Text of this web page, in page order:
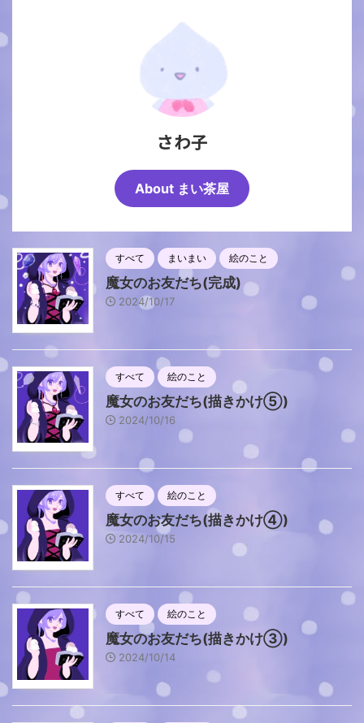
さわ子
About まい茶屋
すべて まいまい 絵のこと
魔女のお友だち(完成)
2024/10/17
すべて 絵のこと
魔女のお友だち(描きかけ⑤)
2024/10/16
すべて 絵のこと
魔女のお友だち(描きかけ④)
2024/10/15
すべて 絵のこと
魔女のお友だち(描きかけ③)
2024/10/14